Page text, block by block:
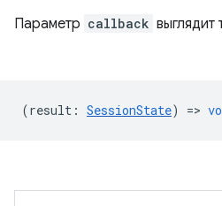
Параметр callback выглядит
(result : SessionState) =>